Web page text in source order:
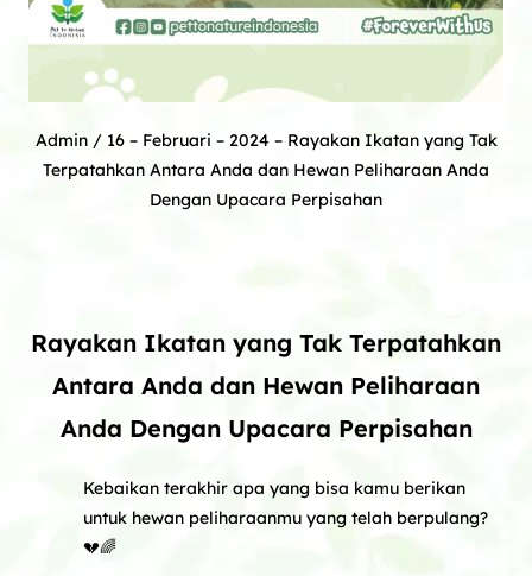
Admin/ 16 – Februari – 2024 – Rayakan Ikatan yang Tak
Terpatahkan Antara Anda dan Hewan Peliharaan Anda
Dengan Upacara Perpisahan
Rayakan Ikatan yang Tak Terpatahkan
Antara Anda dan Hewan Peliharaan
Anda Dengan Upacara Perpisahan
Kebaikan terakhir apa yang bisa kamu berikan
untuk hewan peliharaanmu yang telah berpulang?
💔🌈